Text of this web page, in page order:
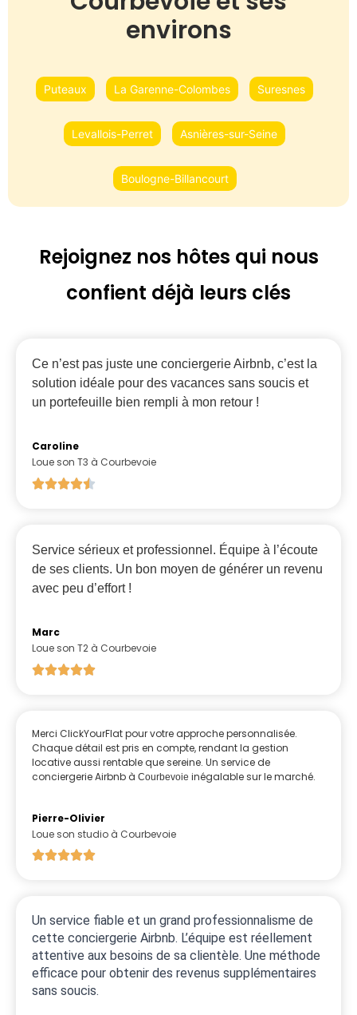
environs
Puteaux La Garenne-Colombes Suresnes
Levallois-Perret Asnières-sur-Seine
Boulogne-Billancourt
Rejoignez nos hôtes qui nous
confient déjà leurs clés
Ce n’est pas juste une conciergerie Airbnb, c’est la
solution idéale pour des vacances sans soucis et
un portefeuille bien rempli à mon retour !
Caroline
Loue son T3 à Courbevoie
Service sérieux et professionnel. Équipe à l’écoute
de ses clients. Un bon moyen de générer un revenu
avec peu d’effort !
Marc
Loue son T2 à Courbevoie
Merci ClickYourFlat pour votre approche personnalisée.
Chaque détail est pris en compte, rendant la gestion
locative aussi rentable que sereine. Un service de
conciergerie Airbnb à Courbevoie inégalable sur le marché.
Pierre-Olivier
Loue son studio à Courbevoie
Un service fiable et un grand professionnalisme de
cette conciergerie Airbnb. L’équipe est réellement
attentive aux besoins de sa clientèle. Une méthode
efficace pour obtenir des revenus supplémentaires
sans soucis.